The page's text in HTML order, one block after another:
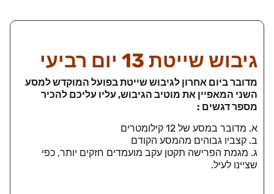
גיבוש שייטת 13 יום רביעי
מדובר ביום אחרון לגיבוש שייטת בפועל המוקדש למסע
השני המאפיין את מוטיב הגיבוש, עליו עליכם להכיר
מספר דגשים :
א. מדובר במסע של 12 קילומטרים
ב. קצביו גבוהים מהמסע הקודם
ג. מגמת הפרישה תקטן עקב מועמדים חזקים יותר, כפי
שציינו לעיל.